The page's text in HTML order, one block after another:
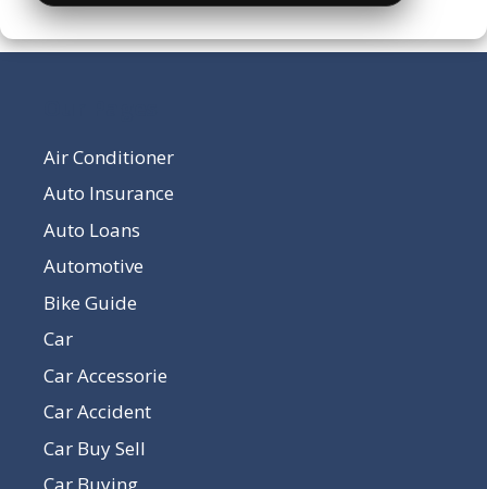
Air Conditioner
Auto Insurance
Auto Loans
Automotive
Bike Guide
Car
Car Accessorie
Car Accident
Car Buy Sell